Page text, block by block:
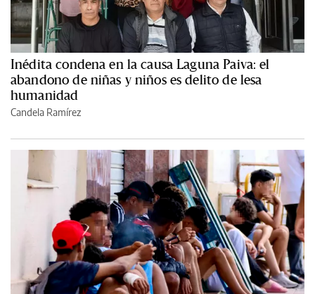
Inédita condena en la causa Laguna Paiva: el
abandono de niñas y niños es delito de lesa
humanidad
Candela Ramírez